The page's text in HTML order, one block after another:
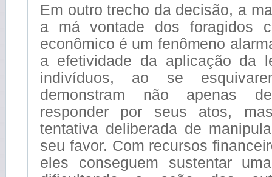
Em outro trecho da decisão, a
a má vontade dos foragidos
econômico é um fenômeno
a efetividade da aplicação da
indivíduos, ao se
demonstram não apenas
responder por seus atos,
tentativa deliberada de
seu favor. Com recursos
eles conseguem sustentar